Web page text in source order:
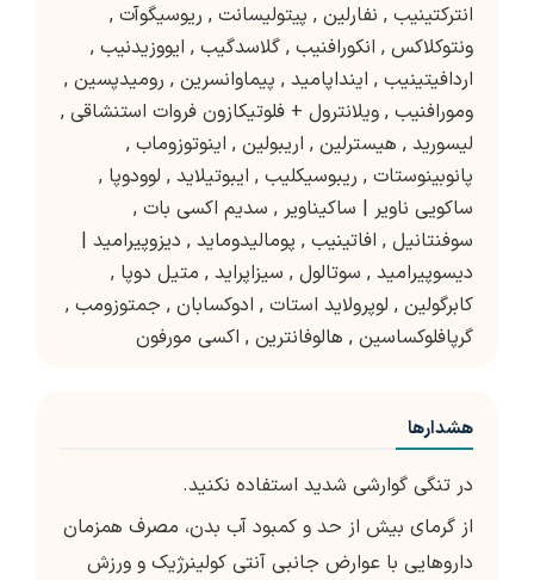
انترکتینیب , نفارلین , پیتولیسانت , ریوسیگوآت ,
ونتوکلاکس , انکورافنیب , گلاسدگیب , ایووزیدنیب ,
اردافیتینیب , اینداپامید , پیماوانسرین , رومیدپسین ,
ومورافنیب , ویلانترول + فلوتیکازون فروات استنشاقی ,
لیسورید , هیسترلین , اریبولین , اینوتوزوماب ,
پانوبینوستات , ریبوسیکلیب , ایبوتیلاید , لوودوپا ,
ساکویی ناویر | ساکیناویر , سدیم اکسی بات ,
سوفنتانیل , افاتینیب , پومالیدوماید , دیزوپیرامید |
دیسوپیرامید , سوتالول , سیزاپراید , متیل دوپا ,
کابرگولین , لوپرولاید استات , ادوکسابان , جمتوزومب ,
گرپافلوکساسین , هالوفانترین , اکسی مورفون
هشدارها
در تنگی گوارشی شدید استفاده نکنید.
از گرمای بیش از حد و کمبود آب بدن، مصرف همزمان
داروهایی با عوارض جانبی آنتی کولینرژیک و ورزش